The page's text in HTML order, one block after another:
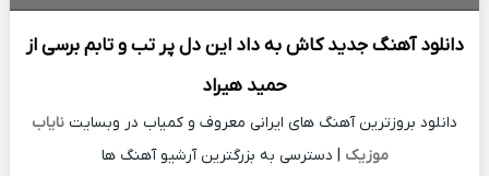
دانلود آهنگ جدیدکاش به داد این دل پر تب و تابم‌ برسی از
حمید هیراد
دانلود بروزترین آهنگ های ایرانی معروف و کمیاب در وبسایت نایاب
موزیک | دسترسی به بزرگترین آرشیو آهنگ ها